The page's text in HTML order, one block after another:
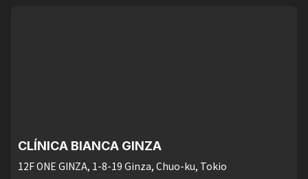
CLÍNICA BIANCA GINZA
12F ONE GINZA, 1-8-19 Ginza, Chuo-ku, Tokio